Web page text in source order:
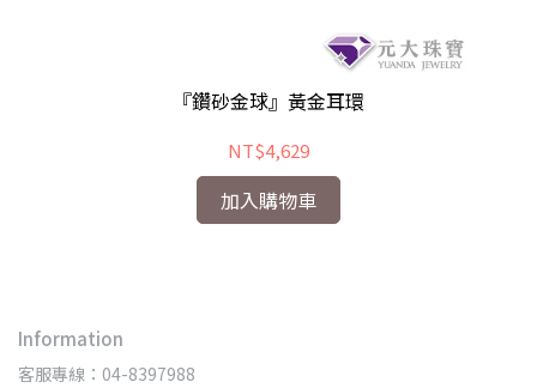
『鑽砂金球』黃金耳環
NT$4,629
加入購物車
Information
客服專線：04-8397988